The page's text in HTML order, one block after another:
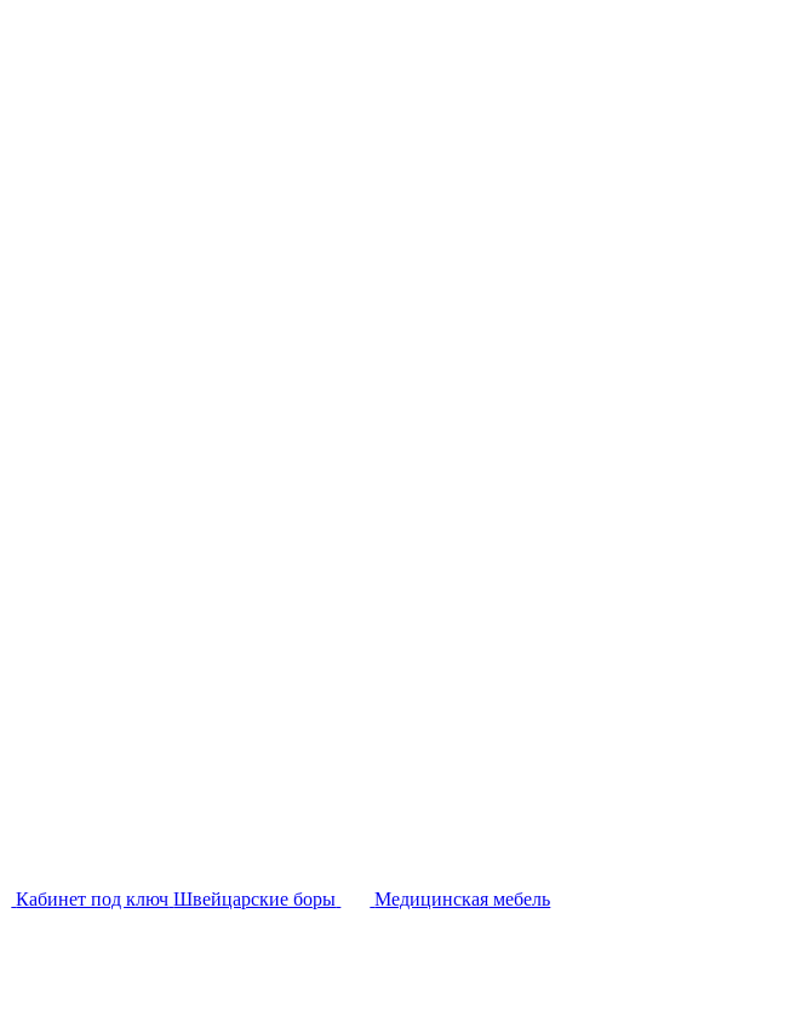
Кабинет под ключ Швейцарские боры Медицинская мебель